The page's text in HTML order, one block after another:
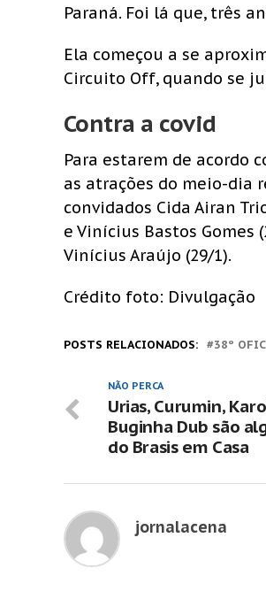
Paraná. Foi lá que, três
Ela começou a se
Circuito Off, quando se
Contra a covid
Para estarem de acordo
as atrações do meio-dia
convidados Cida Airan
e Vinícius Bastos Gomes
Vinícius Araújo (29/1).
Crédito foto: Divulgação
POSTS RELACIONADOS: 38º
NÃO PERCA
Urias, Curumin,
Buginha Dub são
do Brasis em Casa
jornalacena